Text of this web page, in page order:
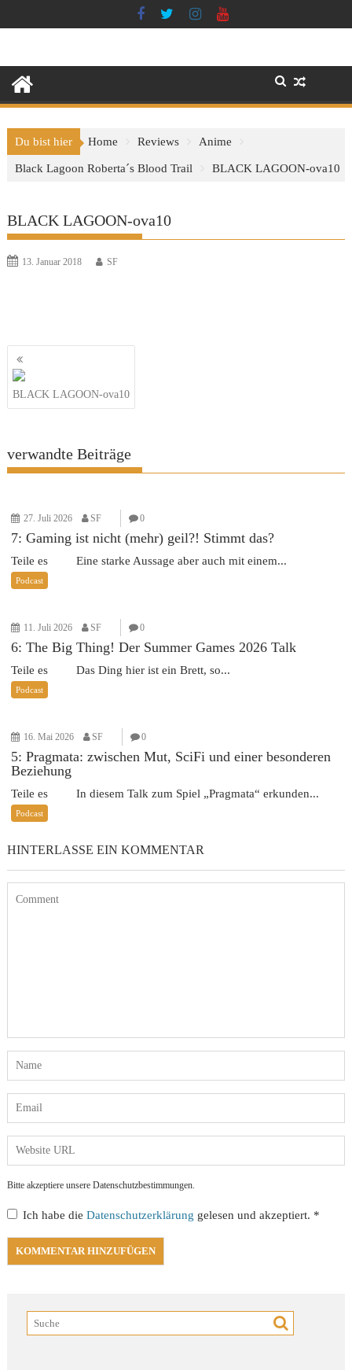
to
Du bist hier Home Reviews Anime
Black Lagoon Roberta´s Blood Trail BLACK LAGOON-ova10
BLACK LAGOON-ova10
13. Januar 2018 SF
Beitragsnavigation
BLACK LAGOON-ova10
verwandte Beiträge
27. Juli 2026 SF 0
7: Gaming ist nicht (mehr) geil?! Stimmt das?
Teile es Eine starke Aussage aber auch mit einem...
Podcast
11. Juli 2026 SF 0
6: The Big Thing! Der Summer Games 2026 Talk
Teile es Das Ding hier ist ein Brett, so...
Podcast
16. Mai 2026 SF 0
5: Pragmata: zwischen Mut, SciFi und einer besonderen
Beziehung
Teile es In diesem Talk zum Spiel „Pragmata“ erkunden...
Podcast
HINTERLASSE EIN KOMMENTAR
Bitte akzeptiere unsere Datenschutzbestimmungen.
Ich habe dieDatenschutzerklärung gelesen und akzeptiert. *